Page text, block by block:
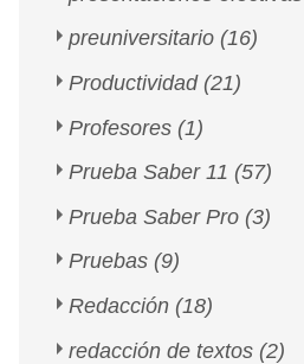
preuniversitario (16)
Productividad (21)
Profesores (1)
Prueba Saber 11 (57)
Prueba Saber Pro (3)
Pruebas (9)
Redacción (18)
redacción de textos (2)